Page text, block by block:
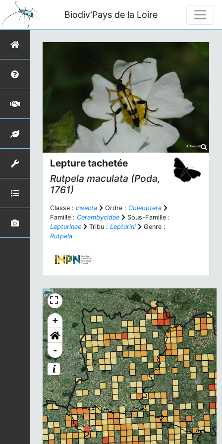
Biodiv'Pays de la Loire
Lepture tachetée
Rutpela maculata (Poda,
1761)
Classe : Insecta Ordre : Coleoptera
Famille : Cerambycidae
Sous-Famille :
Lepturinae
Tribu : Lepturini
Genre :
Rutpela
+
-